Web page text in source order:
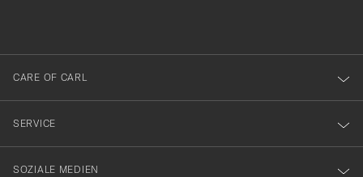
dig
till
vårt
nyhetsbrev!
CARE OF CARL
SERVICE
SOZIALE MEDIEN